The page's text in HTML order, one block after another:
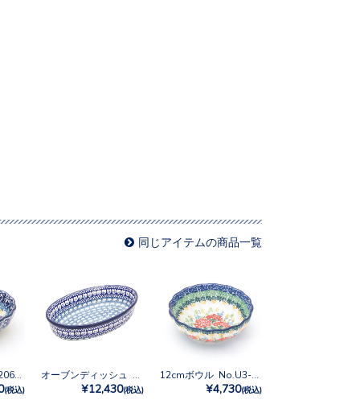
同じアイテムの商品一覧
12cmボウル No.2062X
(税込) ¥12,430(税込)
12cmボウル No.U3-5162
¥4,730(税込)